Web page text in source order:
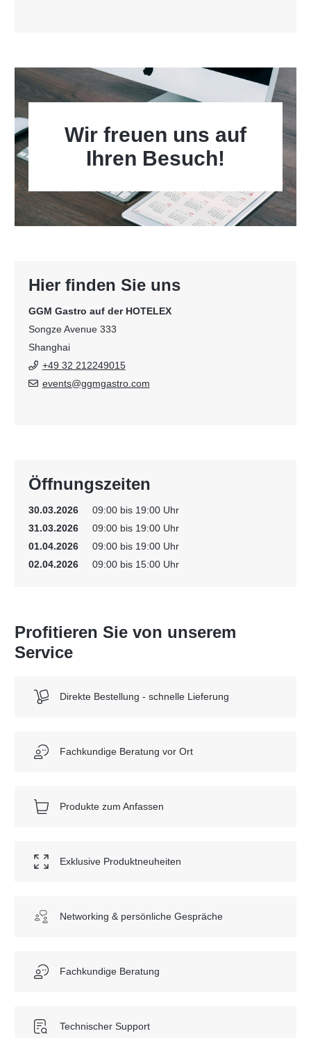
Wir freuen uns auf
Ihren Besuch!
Hier finden Sie uns
GGM Gastro auf der HOTELEX
Songze Avenue 333
Shanghai
+49 32 212249015
events@ggmgastro.com
Öffnungszeiten
30.03.2026
09:00 bis 19:00 Uhr
31.03.2026
09:00 bis 19:00 Uhr
01.04.2026
09:00 bis 19:00 Uhr
02.04.2026
09:00 bis 15:00 Uhr
Profitieren Sie von unserem
Service
Direkte Bestellung - schnelle Lieferung
Fachkundige Beratung vor Ort
Produkte zum Anfassen
Exklusive Produktneuheiten
Networking & persönliche Gespräche
Fachkundige Beratung
Technischer Support